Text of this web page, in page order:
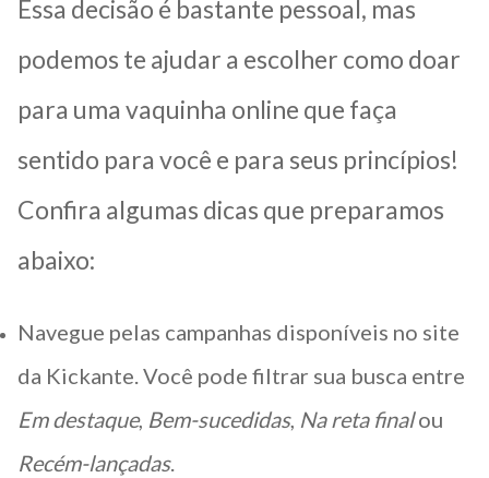
Essa decisão é bastante pessoal, mas
podemos te ajudar a escolher como doar
para uma vaquinha online que faça
sentido para você e para seus princípios!
Confira algumas dicas que preparamos
abaixo:
Navegue pelas campanhas disponíveis no site
da Kickante. Você pode filtrar sua busca entre
Em destaque, Bem-sucedidas, Na reta finalou
Recém-lançadas.